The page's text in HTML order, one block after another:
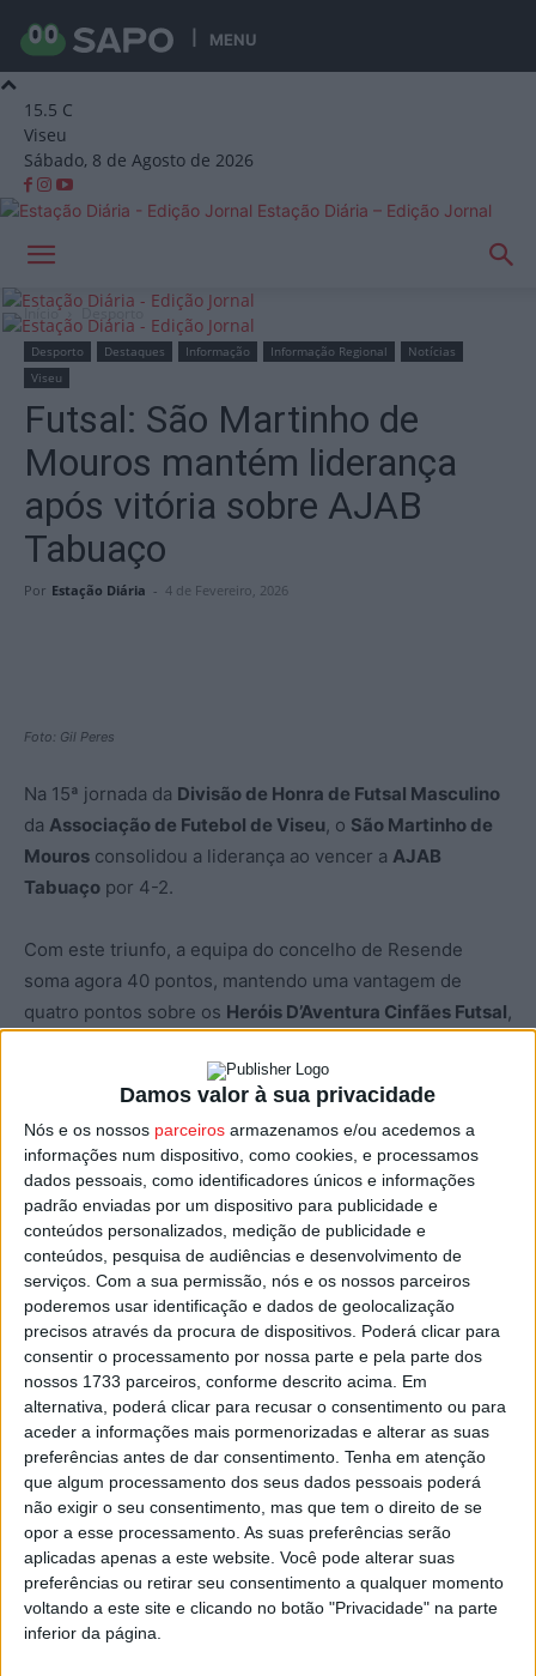
Damos valor à sua privacidade
Nós e os nossos parceiros armazenamos e/ou acedemos a
informações num dispositivo, como cookies, e processamos
dados pessoais, como identificadores únicos e informações
padrão enviadas por um dispositivo para publicidade e
conteúdos personalizados, medição de publicidade e
conteúdos, pesquisa de audiências e desenvolvimento de
serviços. Com a sua permissão, nós e os nossos parceiros
poderemos usar identificação e dados de geolocalização
precisos através da procura de dispositivos. Poderá clicar para
consentir o processamento por nossa parte e pela parte dos
nossos 1733 parceiros, conforme descrito acima. Em
alternativa, poderá clicar para recusar o consentimento ou para
aceder a informações mais pormenorizadas e alterar as suas
preferências antes de dar consentimento. Tenha em atenção
que algum processamento dos seus dados pessoais poderá
não exigir o seu consentimento, mas que tem o direito de se
opor a esse processamento. As suas preferências serão
aplicadas apenas a este website. Você pode alterar suas
preferências ou retirar seu consentimento a qualquer momento
voltando a este site e clicando no botão "Privacidade" na parte
inferior da página.
MENU
15.5 C
Viseu
Sábado, 8 de Agosto de 2026
Estação Diária – Edição Jornal
Início Desporto
Desporto Destaques Informação Informação Regional
Notícias
Viseu
Futsal: São Martinho de
Mouros mantém liderança
após vitória sobre AJAB
Tabuaço
Por Estação Diária - 4 de Fevereiro, 2026
Foto: Gil Peres
Na 15ª jornada da Divisão de Honra de Futsal Masculino
da Associação de Futebol de Viseu, o São Martinho de
Mouros consolidou a liderança ao vencer a AJAB
Tabuaço por 4-2.
Com este triunfo, a equipa do concelho de Resende
soma agora 40 pontos, mantendo uma vantagem de
quatro pontos sobre os Heróis D’Aventura Cinfães Futsal,
A equipa de Lafões está a 10 pontos da liderança, mas
com menos um jogo disputado em relação aos dois
primeiros classificados.
Nos outros encontros da ronda, oInter Futsal Tarouca
aLamelasvencer por 3-2, o Futsal Clube de Lamego
também ganhou fora de casa com um triunfo por 4-2 em
Penedono , enquanto oRio de Moinhos receber e bateu a
Associação de Desporto de Carregal do Sal por 5-3.
Esta e outras notícias para ouvir na Estação Diária – 96.8
FM ou emwww.968.fm
Pub
TAGS AF Viseu